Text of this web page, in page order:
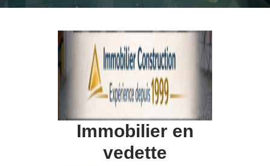
Immobilier en
vedette